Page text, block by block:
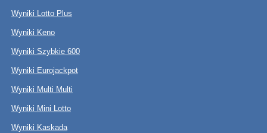
Wyniki Lotto Plus
Wyniki Keno
Wyniki Szybkie 600
Wyniki Eurojackpot
Wyniki Multi Multi
Wyniki Mini Lotto
Wyniki Kaskada